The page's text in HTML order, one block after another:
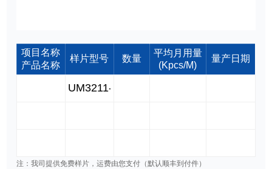
项目名称
产品名称
样片型号 数量
平均月用量
(Kpcs/M)
量产日期
注：我司提供免费样片，运费由您支付（默认顺丰到付件）